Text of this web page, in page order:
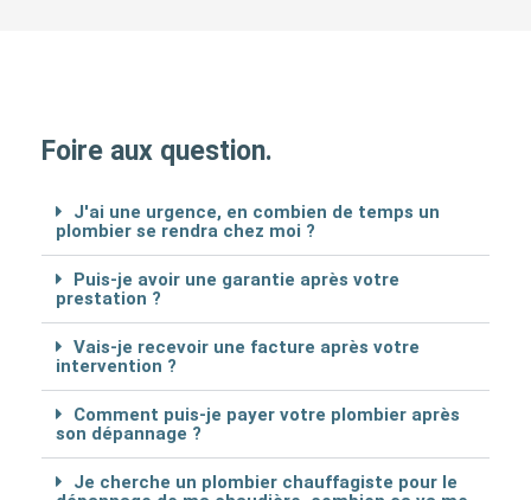
Foire aux question.
J'ai une urgence, en combien de temps un
plombier se rendra chez moi ?
Puis-je avoir une garantie après votre
prestation ?
Vais-je recevoir une facture après votre
intervention ?
Comment puis-je payer votre plombier après
son dépannage ?
Je cherche un plombier chauffagiste pour le